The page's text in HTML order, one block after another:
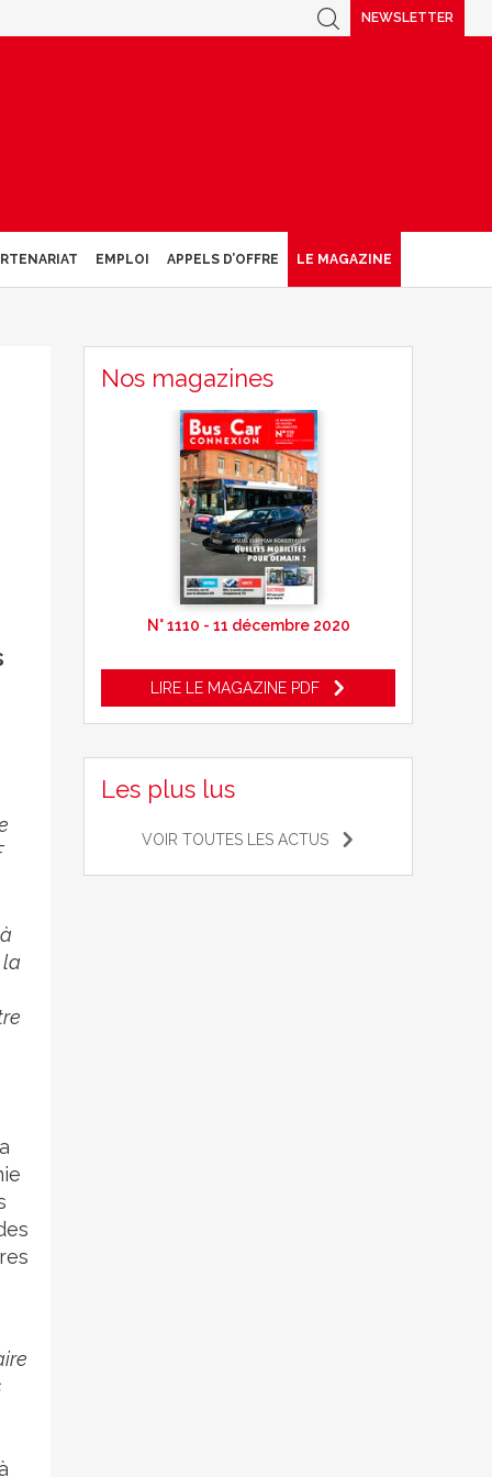
NEWSLETTER
EMPLOI APPELS D’OFFRE LE MAGAZINE
la
Nos magazines
N° 1110 - 11 décembre 2020
LIRE LE MAGAZINE PDF
Les plus lus
VOIR TOUTES LES ACTUS